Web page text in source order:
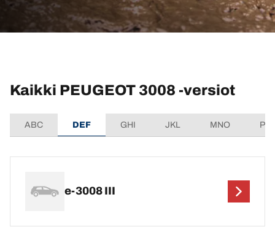
Kaikki PEUGEOT 3008 -versiot
ABC DEF GHI JKL MNO
e-3008 III